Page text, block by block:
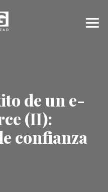
de un e-
(II):
confianza